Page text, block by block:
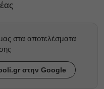
στα αποτελέσματα
στην Google